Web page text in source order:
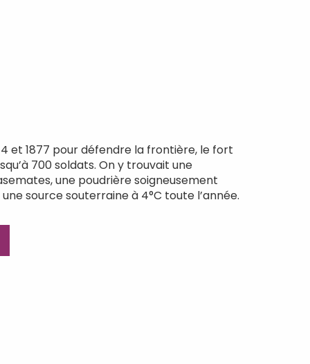
et 1877 pour défendre la frontière, le fort
700 soldats. On y trouvait une
une poudrière soigneusement
source souterraine à 4°C toute l’année.